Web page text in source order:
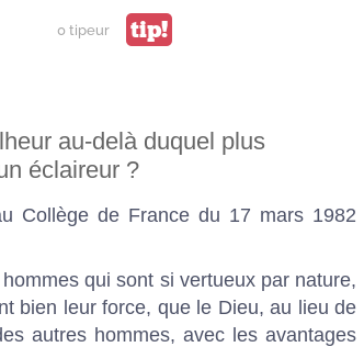
0 tipeur tip!
au-delà duquel plus
éclaireur ?
Collège de France du 17 mars 1982
qui sont si vertueux par nature,
bien leur force, que le Dieu, au lieu de
autres hommes, avec les avantages